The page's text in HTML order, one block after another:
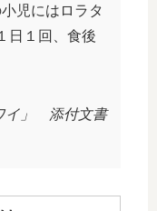
児にはロラタ
日１回、食後
イ」 添付文書